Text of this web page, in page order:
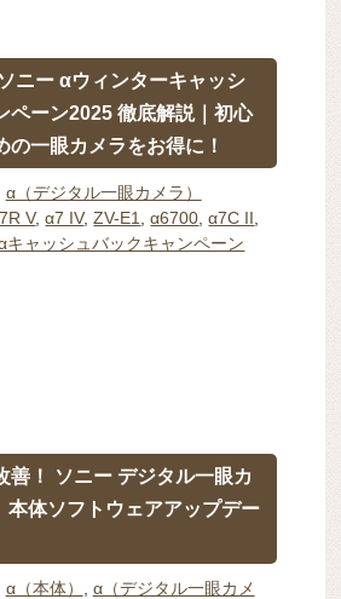
ニー αウィンターキャッシ
ペーン2025 徹底解説｜初心
の一眼カメラをお得に！
α（デジタル一眼カメラ）
V,α7 IV,ZV-E1,α6700,α7C II,
キャッシュバックキャンペーン
善！ ソニー デジタル一眼カ
本体ソフトウェアアップデー
α（本体）
α（デジタル一眼カメ